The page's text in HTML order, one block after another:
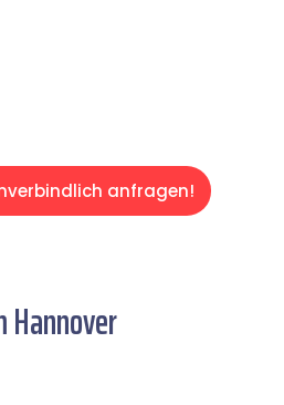
anfragen!
Hannover